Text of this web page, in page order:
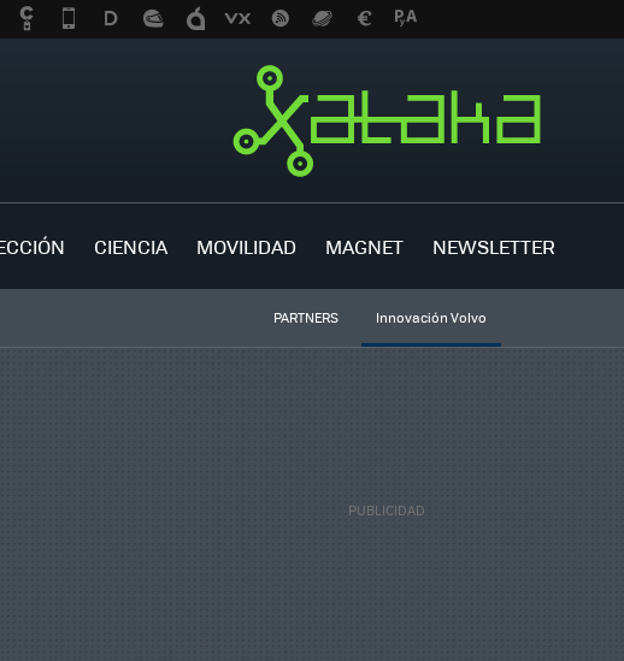
CIENCIA MOVILIDAD MAGNET NEWSLETTER
PARTNERS Innovación Volvo